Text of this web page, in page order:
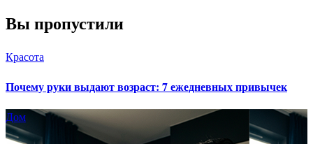
Вы пропустили
Красота
Почему руки выдают возраст: 7 ежедневных привычек
Дом